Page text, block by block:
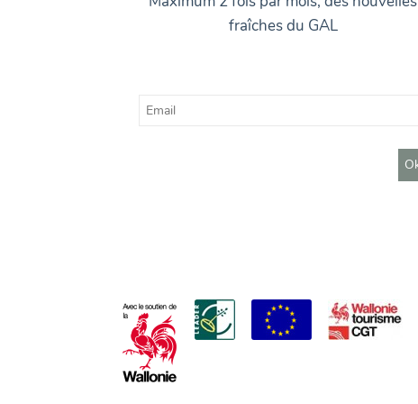
fraîches du GAL